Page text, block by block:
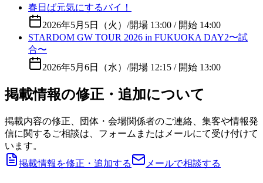
春日ば元気にするバイ！
2026年5月5日（火） /開場 13:00 / 開始 14:00
STARDOM GW TOUR 2026 in FUKUOKA DAY2〜試
合〜
2026年5月6日（水） /開場 12:15 / 開始 13:00
掲載情報の修正・追加について
掲載内容の修正、団体・会場関係者のご連絡、集客や情報発
信に関するご相談は、フォームまたはメールにて受け付けて
います。
掲載情報を修正・追加する
メールで相談する